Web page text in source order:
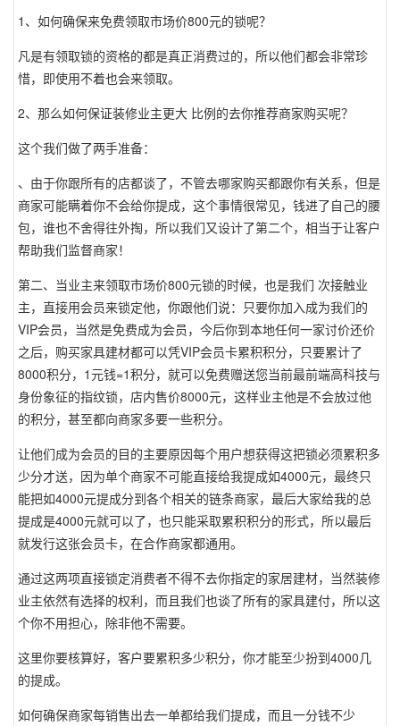
1、如何确保来免费领取市场价800元的锁呢？
凡是有领取锁的资格的都是真正消费过的，所以他们都会非常珍
惜，即使用不着也会来领取。
2、那么如何保证装修业主更大 比例的去你推荐商家购买呢？
这个我们做了两手准备：
、由于你跟所有的店都谈了，不管去哪家购买都跟你有关系，但是
商家可能瞒着你不会给你提成，这个事情很常见，钱进了自己的腰
包，谁也不舍得往外掏，所以我们又设计了第二个，相当于让客户
帮助我们监督商家！
第二、当业主来领取市场价800元锁的时候，也是我们 次接触业
主，直接用会员来锁定他，你跟他们说：只要你加入成为我们的
VIP会员，当然是免费成为会员，今后你到本地任何一家讨价还价
之后，购买家具建材都可以凭VIP会员卡累积积分，只要累计了
8000积分，1元钱=1积分，就可以免费赠送您当前最前端高科技与
身份象征的指纹锁，店内售价8000元，这样业主他是不会放过他
的积分，甚至都向商家多要一些积分。
让他们成为会员的目的主要原因每个用户想获得这把锁必须累积多
少分才送，因为单个商家不可能直接给我提成如4000元，最终只
能把如4000元提成分到各个相关的链条商家，最后大家给我的总
提成是4000元就可以了，也只能采取累积积分的形式，所以最后
就发行这张会员卡，在合作商家都通用。
通过这两项直接锁定消费者不得不去你指定的家居建材，当然装修
业主依然有选择的权利，而且我们也谈了所有的家具建付，所以这
个你不用担心，除非他不需要。
这里你要核算好，客户要累积多少积分，你才能至少扮到4000几
的提成。
如何确保商家每销售出去一单都给我们提成，而且一分钱不少